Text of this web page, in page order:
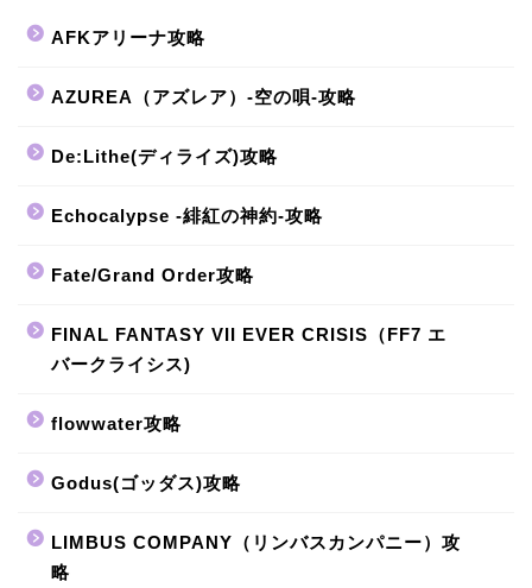
AFKアリーナ攻略
AZUREA（アズレア）-空の唄-攻略
De:Lithe(ディライズ)攻略
Echocalypse -緋紅の神約-攻略
Fate/Grand Order攻略
FINAL FANTASY VII EVER CRISIS（FF7 エ
バークライシス)
flowwater攻略
Godus(ゴッダス)攻略
LIMBUS COMPANY（リンバスカンパニー）攻
略